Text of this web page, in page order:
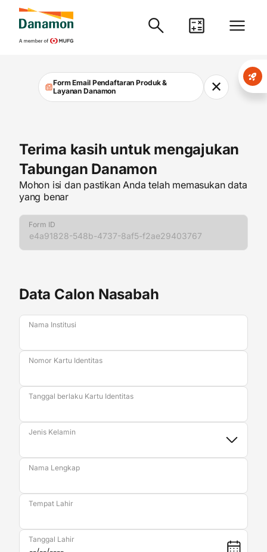
Form Email Pendaftaran Produk &
Layanan Danamon
✕
Terima kasih untuk mengajukan
Tabungan Danamon
Mohon isi dan pastikan Anda telah memasukan data
yang benar
Form ID
Data Calon Nasabah
Nama Institusi
Nomor Kartu Identitas
Tanggal berlaku Kartu Identitas
Jenis Kelamin
Nama Lengkap
Tempat Lahir
Tanggal Lahir